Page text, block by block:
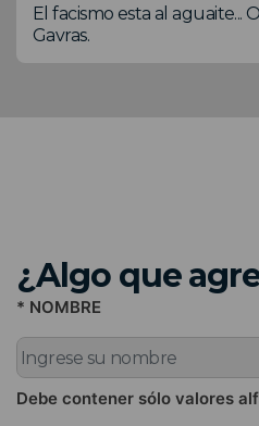
El facismo esta al aguaite...
Gavras.
¿Algo que
* NOMBRE
Debe contener sólo valores